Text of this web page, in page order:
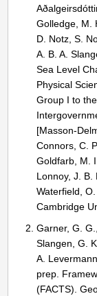
Golledge, M.
D. Notz, S.
A. B. A.
Sea Level
Physical
Group I to
[Masson-
Connors, C.
Goldfarb, M.
Lonnoy, J. B.
Waterfield,
Cambridge
Garner, G.
Slangen, G.
A.
prep.
(FACTS).